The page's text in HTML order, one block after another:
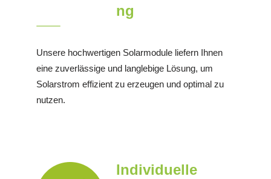
ng
Unsere hochwertigen Solarmodule liefern Ihnen
eine zuverlässige und langlebige Lösung, um
Solarstrom effizient zu erzeugen und optimal zu
nutzen.
Individuelle